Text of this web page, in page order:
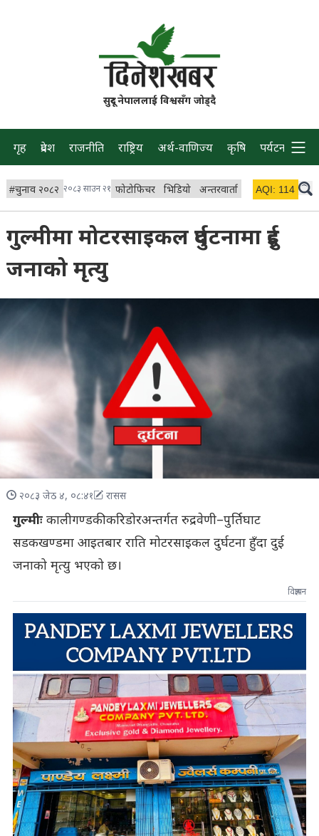
सुदूर नेपाललाई विश्वसँग जोड्दै
गृह प्रदेश राजनीति राष्ट्रिय अर्थ-वाणिज्य कृषि पर्यटन प्रवास
#चुनाव २०८२ २०८३ साउन २१ फोटोफिचर भिडियो अन्तरवार्ता विचार/ब्लग
AQI: 114
गुल्मीमा मोटरसाइकल दुर्घटनामा दुई
जनाको मृत्यु
२०८३ जेठ ४, ०८:४१ रासस
गुल्मीः कालीगण्डकी करिडोरअन्तर्गत रुद्रवेणी–पुर्तिघाट
सडकखण्डमा आइतबार राति मोटरसाइकल दुर्घटना हुँदा दुई
जनाको मृत्यु भएको छ।
विज्ञापन